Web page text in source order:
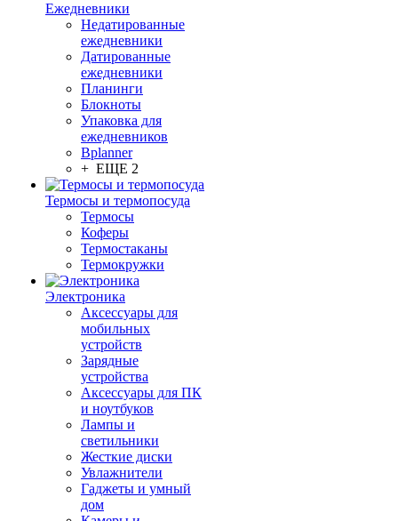
Ежедневники
Недатированные
ежедневники
Датированные
ежедневники
Планинги
Блокноты
Упаковка для
ежедневников
Bplanner
+ ЕЩЕ 2
Термосы и термопосуда
Термосы
Коферы
Термостаканы
Термокружки
Электроника
Аксессуары для
мобильных
устройств
Зарядные
устройства
Аксессуары для ПК
и ноутбуков
Лампы и
светильники
Жесткие диски
Увлажнители
Гаджеты и умный
дом